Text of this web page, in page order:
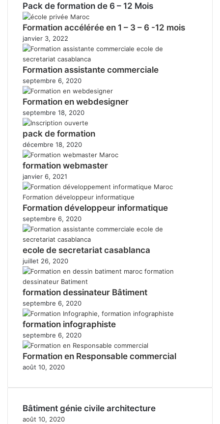
Pack de formation de 6 – 12 Mois
Formation accélérée en 1 – 3 – 6 -12 mois
janvier 3, 2022
Formation assistante commerciale
septembre 6, 2020
Formation en webdesigner
septembre 18, 2020
pack de formation
décembre 18, 2020
formation webmaster
janvier 6, 2021
Formation développeur informatique
septembre 6, 2020
ecole de secretariat casablanca
juillet 26, 2020
formation dessinateur Bâtiment
septembre 6, 2020
formation infographiste
septembre 6, 2020
Formation en Responsable commercial
août 10, 2020
Bâtiment génie civile architecture
août 10, 2020